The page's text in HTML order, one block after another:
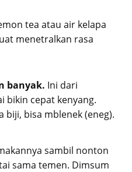
tea atau air kelapa
menetralkan rasa
banyak. Ini dari
bikin cepat kenyang.
biji, bisa mblenek (eneg).
sambil nonton
sama temen. Dimsum